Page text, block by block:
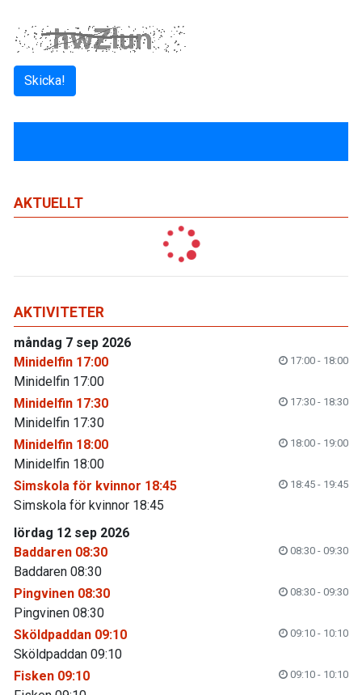
AKTUELLT
Skicka!
AKTIVITETER
måndag 7 sep 2026
Minidelfin 17:00
17:00 - 18:00
Minidelfin 17:00
Minidelfin 17:30
17:30 - 18:30
Minidelfin 17:30
Minidelfin 18:00
18:00 - 19:00
Minidelfin 18:00
Simskola för kvinnor 18:45
18:45 - 19:45
Simskola för kvinnor 18:45
lördag 12 sep 2026
Baddaren 08:30
08:30 - 09:30
Baddaren 08:30
Pingvinen 08:30
08:30 - 09:30
Pingvinen 08:30
Sköldpaddan 09:10
09:10 - 10:10
Sköldpaddan 09:10
Fisken 09:10
09:10 - 10:10